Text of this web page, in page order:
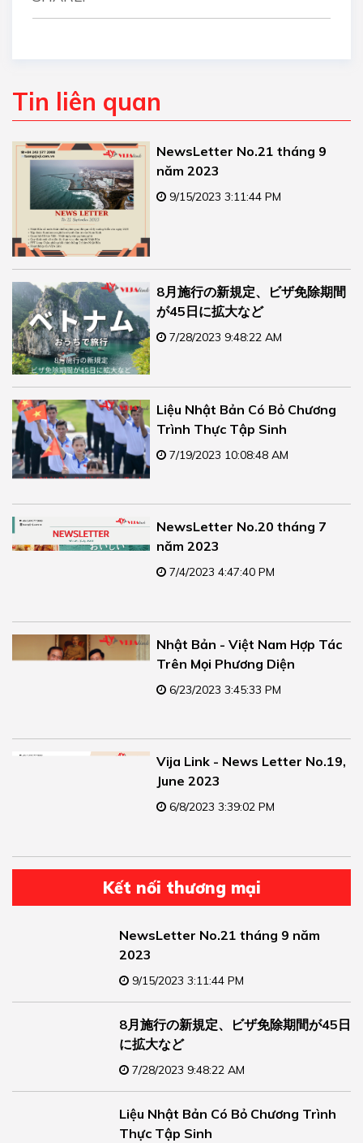
Tin liên quan
NewsLetter No.21 tháng 9
năm 2023
9/15/2023 3:11:44 PM
8月施行の新規定、ビザ免除期間
が45日に拡大など
7/28/2023 9:48:22 AM
Liệu Nhật Bản Có Bỏ Chương
Trình Thực Tập Sinh
7/19/2023 10:08:48 AM
NewsLetter No.20 tháng 7
năm 2023
7/4/2023 4:47:40 PM
Nhật Bản - Việt Nam Hợp Tác
Trên Mọi Phương Diện
6/23/2023 3:45:33 PM
Vija Link - News Letter No.19,
June 2023
6/8/2023 3:39:02 PM
Kết nối thương mại
NewsLetter No.21 tháng 9 năm
2023
9/15/2023 3:11:44 PM
8月施行の新規定、ビザ免除期間が45日
に拡大など
7/28/2023 9:48:22 AM
Liệu Nhật Bản Có Bỏ Chương Trình